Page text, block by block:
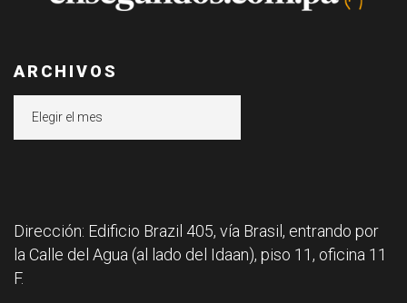
ARCHIVOS
Dirección: Edificio Brazil 405, vía Brasil, entrando por
la Calle del Agua (al lado del Idaan), piso 11, oficina 11
F.